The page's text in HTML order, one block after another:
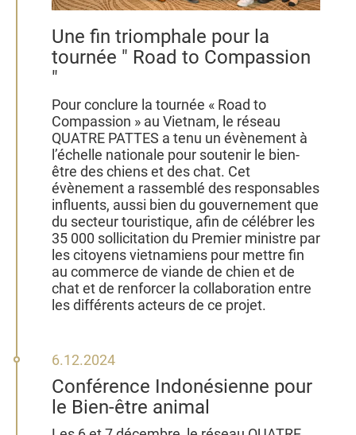
Une fin triomphale pour la
tournée " Road to Compassion
"
Pour conclure la tournée « Road to
Compassion » au Vietnam, le réseau
QUATRE PATTES a tenu un évènement à
l’échelle nationale pour soutenir le bien-
être des chiens et des chat. Cet
évènement a rassemblé des responsables
influents, aussi bien du gouvernement que
du secteur touristique, afin de célébrer les
35 000 sollicitation du Premier ministre par
les citoyens vietnamiens pour mettre fin
au commerce de viande de chien et de
chat et de renforcer la collaboration entre
les différents acteurs de ce projet.
6
décembre
2024
6.12.2024
Conférence Indonésienne pour
le Bien-être animal